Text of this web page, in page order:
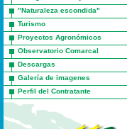
"Naturaleza escondida"
Turismo
Proyectos Agronómicos
Observatorio Comarcal
Descargas
Galería de imagenes
Perfil del Contratante